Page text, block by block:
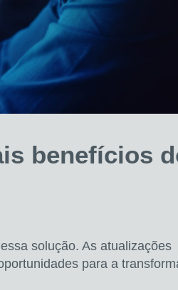
benefícios
solução. As atualizações
para a